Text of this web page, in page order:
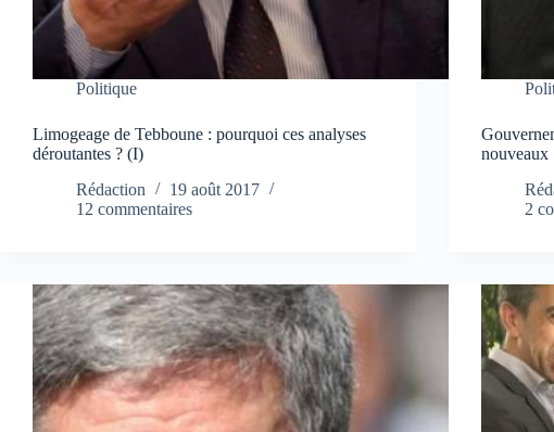
Politique
Limogeage de Tebboune : pourquoi ces analyses
déroutantes ? (I)
Rédaction
19 août 2017
12 commentaires
nouveaux
2